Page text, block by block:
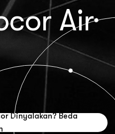
Air
Dinyalakan? Beda